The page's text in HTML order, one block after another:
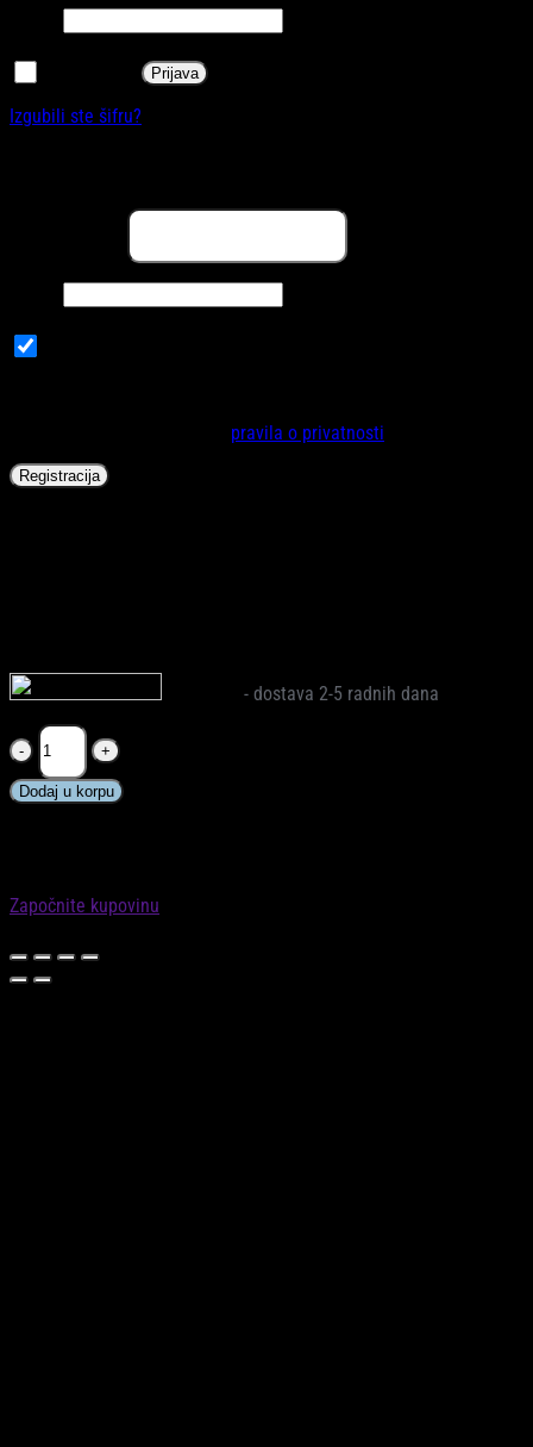
Prijava
Izgubili ste šifru?
Obavezno
pravila o privatnosti
Registracija
- dostava 2-5 radnih dana
FreeON®
Ruksak
Style,
crna
Dodaj u korpu
Započnite kupovinu